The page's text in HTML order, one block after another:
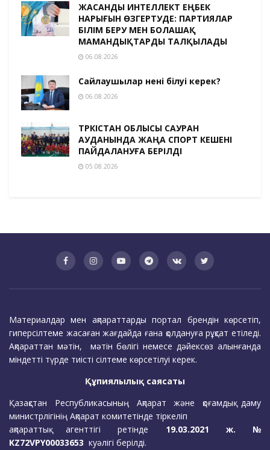
ЖАСАНДЫ ИНТЕЛЛЕКТ ЕҢБЕК
НАРЫҒЫН ӨЗГЕРТУДЕ: ПАРТИЯЛАР
БІЛІМ БЕРУ МЕН БОЛАШАҚ
МАМАНДЫҚТАРДЫ ТАЛҚЫЛАДЫ
06.08.2026
Сайлаушылар нені білуі керек?
06.08.2026
ТҮРКІСТАН ОБЛЫСЫ САУРАН
АУДАНЫНДА ЖАҢА СПОРТ КЕШЕНІ
ПАЙДАЛАНУҒА БЕРІЛДІ
05.08.2026
Материалдар мен ақпараттарды портал брендін көрсетіп,
гиперсілтеме жасаған жағдайда ғана қолдануға рұқсат етіледі.
Ақпараттан мәтін, мәтін бөлігі немесе дәйексөз алынғанда
міндетті түрде тиісті сілтеме көрсетілуі керек.
Құпиялылық саясаты
Қазақстан Республикасының Ақпарат және қоғамдық даму
министрлігінің Ақпарат комитетінде тіркеліп
ақпараттық агенттігі ретінде 19.03.2021 ж. №
KZ72VPY00033653 куәлігі берілді.